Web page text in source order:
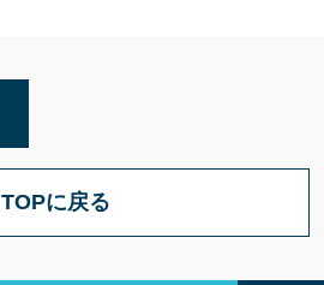
TOPに戻る